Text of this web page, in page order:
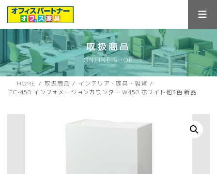
ス
キ
ン
に
取扱商品
ONLINE SHOP
HOME 取扱商品
インテリア・家具・雑貨
IFC-450 インフォメーションカウンター W450 ホワイト他3色 新品